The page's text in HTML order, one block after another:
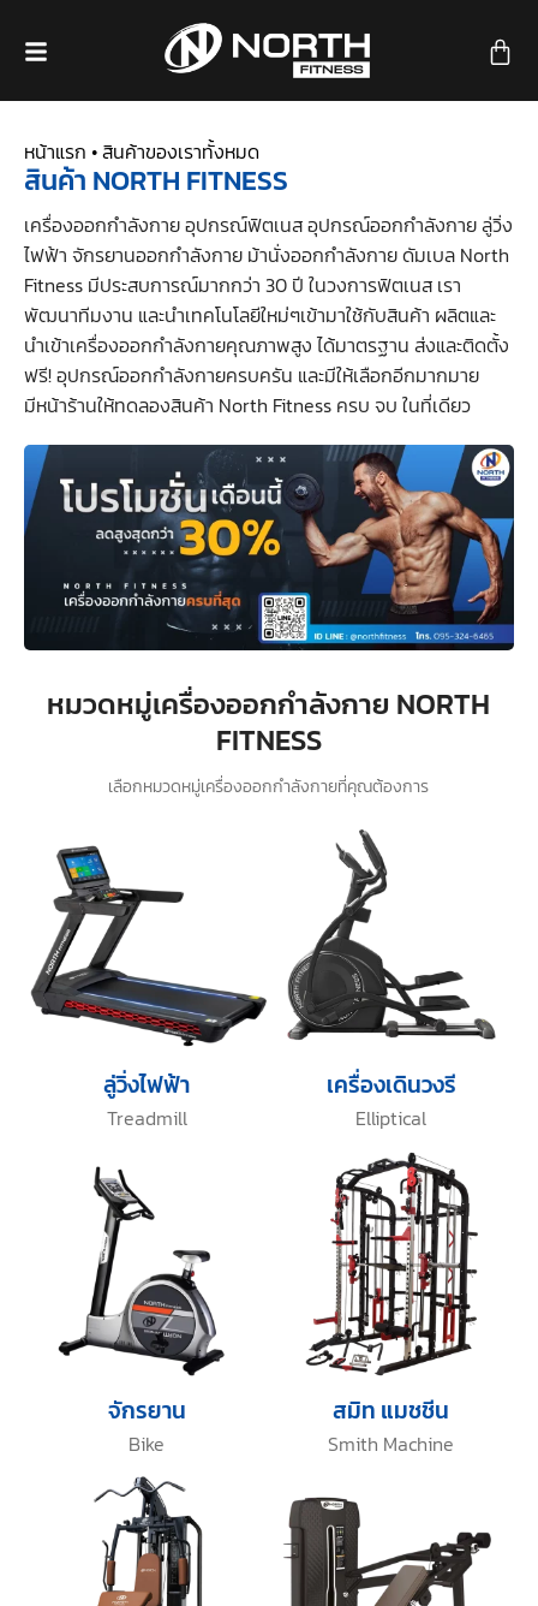
หน้าแรก •สินค้าของเราทั้งหมด
สินค้า NORTH FITNESS
เครื่องออกกำลังกาย อุปกรณ์ฟิตเนส อุปกรณ์ออกกำลังกาย ลู่วิ่ง
ไฟฟ้า จักรยานออกกำลังกาย ม้านั่งออกกำลังกาย ดัมเบล North
Fitness มีประสบการณ์มากกว่า 30 ปี ในวงการฟิตเนส เรา
พัฒนาทีมงาน และนำเทคโนโลยีใหม่ๆเข้ามาใช้กับสินค้า ผลิตและ
นำเข้าเครื่องออกกำลังกายคุณภาพสูง ได้มาตรฐาน ส่งและติดตั้ง
ฟรี! อุปกรณ์ออกกำลังกายครบครัน และมีให้เลือกอีกมากมาย
มีหน้าร้านให้ทดลองสินค้า North Fitness ครบ จบ ในที่เดียว
เลือกหมวดหมู่เครื่องออกกำลังกายที่คุณต้องการ
หมวดหมู่เครื่องออกกำลังกาย NORTH
FITNESS
Treadmill
ลู่วิ่งไฟฟ้า
Elliptical
เครื่องเดินวงรี
Bike
จักรยาน
Smith Machine
สมิท แมชชีน